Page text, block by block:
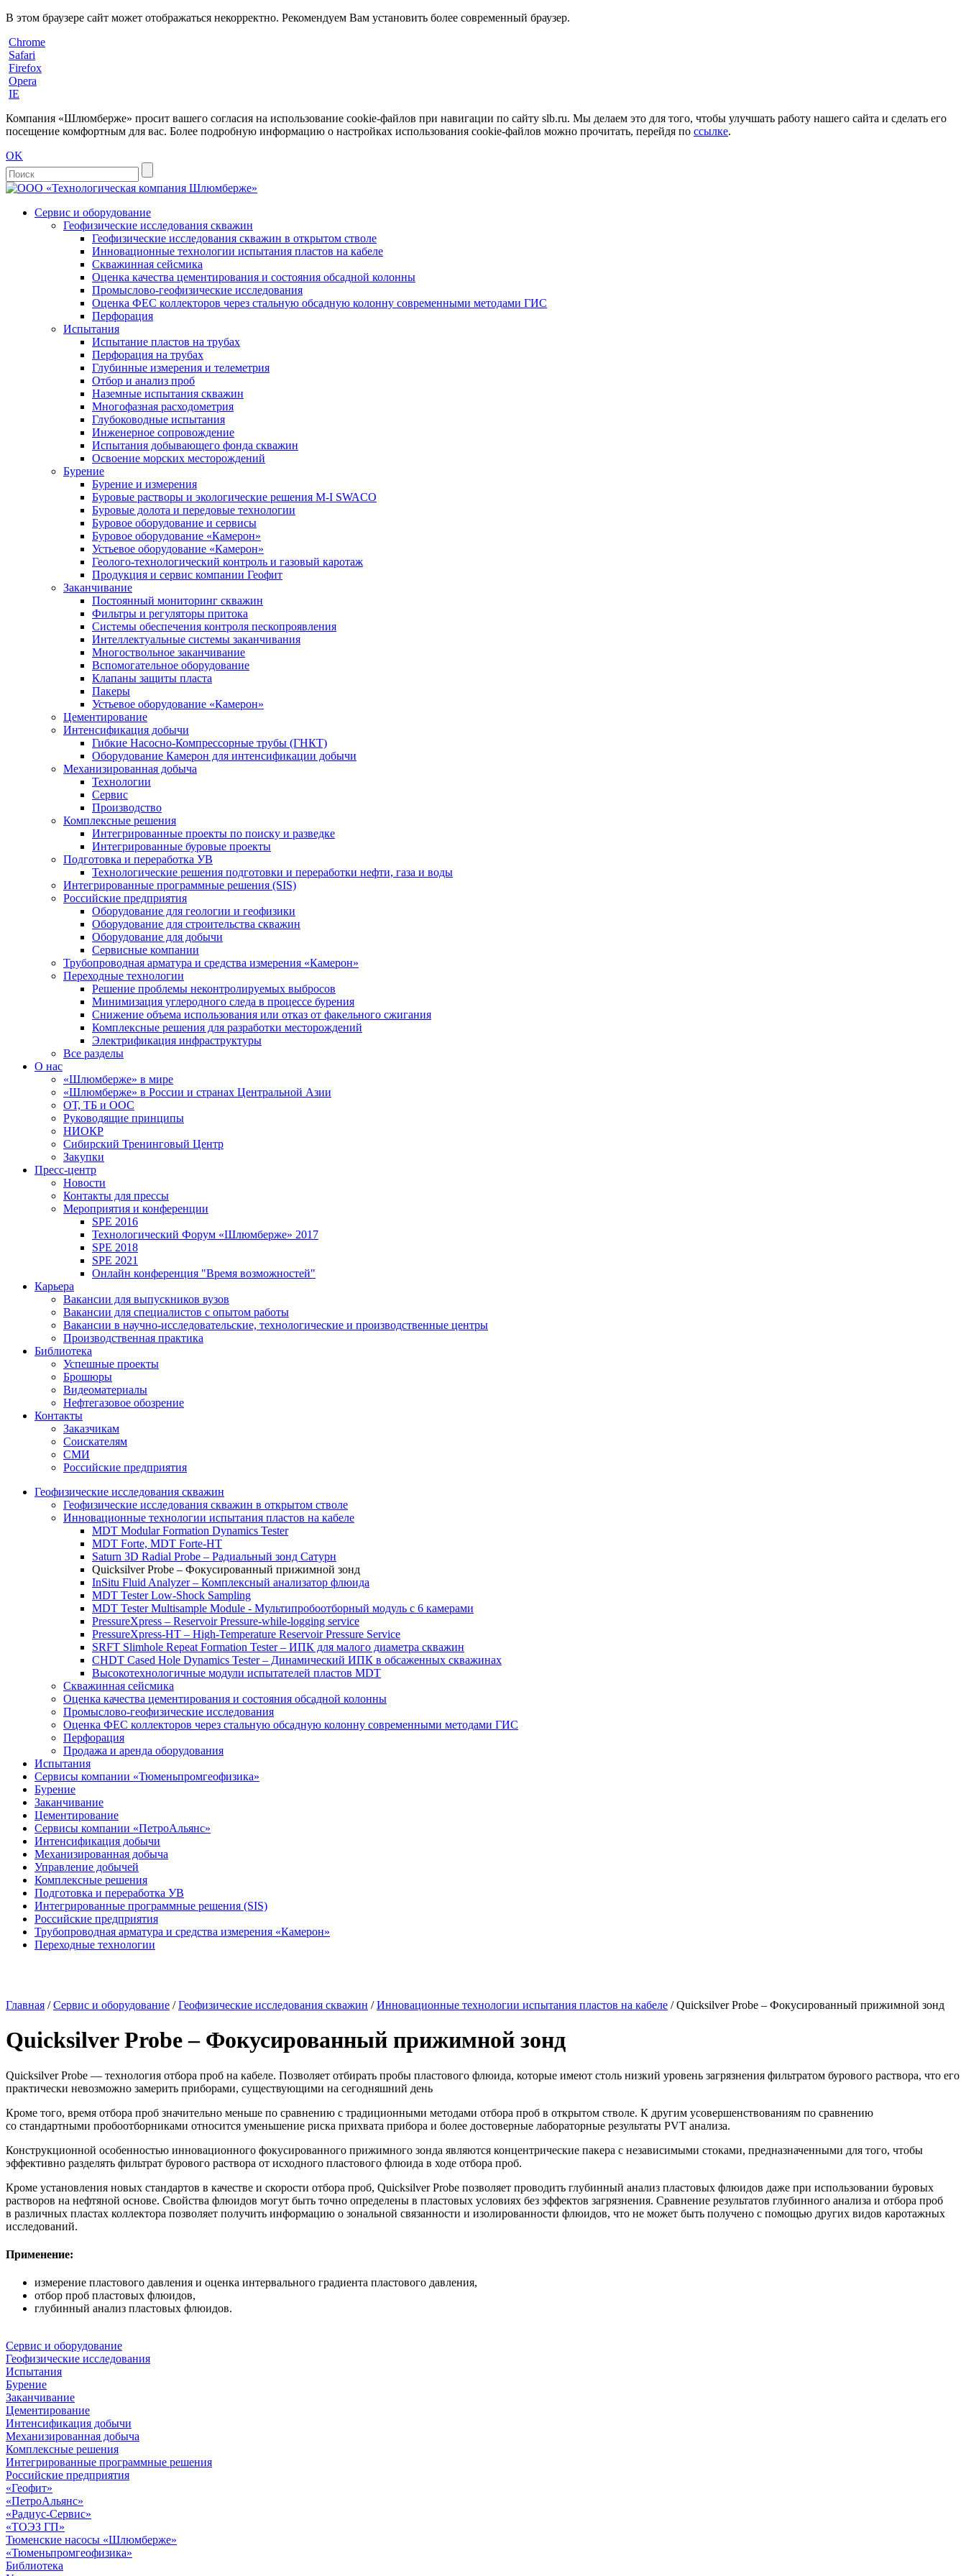
В этом браузере сайт может отображаться некорректно. Рекомендуем Вам установить более современный браузер.
Chrome
Safari
Firefox
Opera
IE
Компания «Шлюмберже» просит вашего согласия на использование cookie-файлов при навигации по сайту slb.ru. Мы делаем это для того, чтобы улучшать работу нашего сайта и сделать его
посещение комфортным для вас. Более подробную информацию о настройках использования cookie-файлов можно прочитать, перейдя по ссылке.
OK
Сервис и оборудование
Геофизические исследования скважин
Геофизические исследования скважин в открытом стволе
Инновационные технологии испытания пластов на кабеле
Скважинная сейсмика
Оценка качества цементирования и состояния обсадной колонны
Промыслово-геофизические исследования
Оценка ФЕС коллекторов через стальную обсадную колонну современными методами ГИС
Перфорация
Испытания
Испытание пластов на трубах
Перфорация на трубах
Глубинные измерения и телеметрия
Отбор и анализ проб
Наземные испытания скважин
Многофазная расходометрия
Глубоководные испытания
Инженерное сопровождение
Испытания добывающего фонда скважин
Освоение морских месторождений
Бурение
Бурение и измерения
Буровые растворы и экологические решения M-I SWACO
Буровые долота и передовые технологии
Буровое оборудование и сервисы
Буровое оборудование «Камерон»
Устьевое оборудование «Камерон»
Геолого-технологический контроль и газовый каротаж
Продукция и сервис компании Геофит
Заканчивание
Постоянный мониторинг скважин
Фильтры и регуляторы притока
Cистемы обеспечения контроля пескопроявления
Интеллектуальные системы заканчивания
Многоствольное заканчивание
Вспомогательное оборудование
Клапаны защиты пласта
Пакеры
Устьевое оборудование «Камерон»
Цементирование
Интенсификация добычи
Гибкие Насосно-Компрессорные трубы (ГНКТ)
Оборудование Камерон для интенсификации добычи
Механизированная добыча
Технологии
Сервис
Производство
Комплексные решения
Интегрированные проекты по поиску и разведке
Интегрированные буровые проекты
Подготовка и переработка УВ
Технологические решения подготовки и переработки нефти, газа и воды
Интегрированные программные решения (SIS)
Российские предприятия
Оборудование для геологии и геофизики
Оборудование для строительства скважин
Оборудование для добычи
Сервисные компании
Трубопроводная арматура и средства измерения «Камерон»
Переходные технологии
Решение проблемы неконтролируемых выбросов
Минимизация углеродного следа в процессе бурения
Снижение объема использования или отказ от факельного сжигания
Комплексные решения для разработки месторождений
Электрификация инфраструктуры
Все разделы
О нас
«Шлюмберже» в мире
«Шлюмберже» в России и странах Центральной Азии
ОТ, ТБ и ООС
Руководящие принципы
НИОКР
Сибирский Тренинговый Центр
Закупки
Пресс-центр
Новости
Контакты для прессы
Мероприятия и конференции
SPE 2016
Технологический Форум «Шлюмберже» 2017
SPE 2018
SPE 2021
Онлайн конференция "Время возможностей"
Карьера
Вакансии для выпускников вузов
Вакансии для специалистов с опытом работы
Вакансии в научно-исследовательские, технологические и производственные центры
Производственная практика
Библиотека
Успешные проекты
Брошюры
Видеоматериалы
Нефтегазовое обозрение
Контакты
Заказчикам
Соискателям
СМИ
Российские предприятия
Геофизические исследования скважин
Геофизические исследования скважин в открытом стволе
Инновационные технологии испытания пластов на кабеле
MDT Modular Formation Dynamics Tester
MDT Forte, MDT Forte-HT
Saturn 3D Radial Probe – Радиальный зонд Сатурн
Quicksilver Probe – Фокусированный прижимной зонд
InSitu Fluid Analyzer – Комплексный анализатор флюида
MDT Tester Low-Shock Sampling
MDT Tester Multisample Module - Мультипробоотборный модуль с 6 камерами
PressureXpress – Reservoir Pressure-while-logging service
PressureXpress-HT – High-Temperature Reservoir Pressure Service
SRFT Slimhole Repeat Formation Tester – ИПК для малого диаметра скважин
CHDT Cased Hole Dynamics Tester – Динамический ИПК в обсаженных скважинах
Высокотехнологичные модули испытателей пластов MDT
Скважинная сейсмика
Оценка качества цементирования и состояния обсадной колонны
Промыслово-геофизические исследования
Оценка ФЕС коллекторов через стальную обсадную колонну современными методами ГИС
Перфорация
Продажа и аренда оборудования
Испытания
Сервисы компании «Тюменьпромгеофизика»
Бурение
Заканчивание
Цементирование
Сервисы компании «ПетроАльянс»
Интенсификация добычи
Механизированная добыча
Управление добычей
Комплексные решения
Подготовка и переработка УВ
Интегрированные программные решения (SIS)
Российские предприятия
Трубопроводная арматура и средства измерения «Камерон»
Переходные технологии
Главная /Сервис и оборудование /Геофизические исследования скважин /Инновационные технологии испытания пластов на кабеле /Quicksilver Probe – Фокусированный прижимной зонд
Quicksilver Probe – Фокусированный прижимной зонд
Quicksilver Probe — технология отбора проб на кабеле. Позволяет отбирать пробы пластового флюида, которые имеют столь низкий уровень загрязнения фильтратом бурового раствора, что его
практически невозможно замерить приборами, существующими на сегодняшний день
Кроме того, время отбора проб значительно меньше по сравнению с традиционными методами отбора проб в открытом стволе. К другим усовершенствованиям по сравнению
со стандартными пробоотборниками относится уменьшение риска прихвата прибора и более достоверные лабораторные результаты PVT анализа.
Конструкционной особенностью инновационного фокусированного прижимного зонда являются концентрические пакера с независимыми стоками, предназначенными для того, чтобы
эффективно разделять фильтрат бурового раствора от исходного пластового флюида в ходе отбора проб.
Кроме установления новых стандартов в качестве и скорости отбора проб, Quicksilver Probe позволяет проводить глубинный анализ пластовых флюидов даже при использовании буровых
растворов на нефтяной основе. Свойства флюидов могут быть точно определены в пластовых условиях без эффектов загрязнения. Сравнение результатов глубинного анализа и отбора проб
в различных пластах коллектора позволяет получить информацию о зональной связанности и изолированности флюидов, что не может быть получено с помощью других видов каротажных
исследований.
Применение:
измерение пластового давления и оценка интервального градиента пластового давления,
отбор проб пластовых флюидов,
глубинный анализ пластовых флюидов.
Сервис и оборудование
Геофизические исследования
Испытания
Бурение
Заканчивание
Цементирование
Интенсификация добычи
Механизированная добыча
Комплексные решения
Интегрированные программные решения
Российские предприятия
«Геофит»
«ПетроАльянс»
«Радиус-Сервис»
«ТОЭЗ ГП»
Тюменские насосы «Шлюмберже»
«Тюменьпромгеофизика»
Библиотека